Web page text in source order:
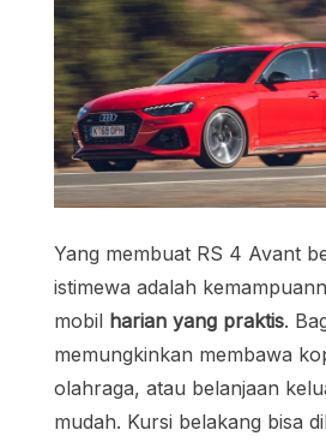
Yang membuat RS 4 Avant
istimewa adalah
mobil harian yang praktis.
memungkinkan membawa
olahraga, atau belanjaan
mudah. Kursi belakang bisa